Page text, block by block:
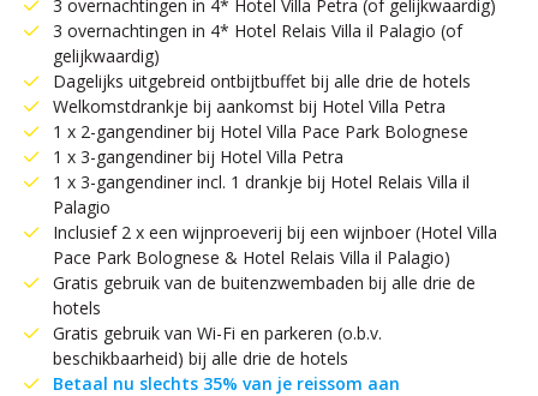
3 overnachtingen in 4* Hotel Villa Petra (of gelijkwaardig)
3 overnachtingen in 4* Hotel Relais Villa il Palagio (of
gelijkwaardig)
Dagelijks uitgebreid ontbijtbuffet bij alle drie de hotels
Welkomstdrankje bij aankomst bij Hotel Villa Petra
1 x 2-gangendiner bij Hotel Villa Pace Park Bolognese
1 x 3-gangendiner bij Hotel Villa Petra
1 x 3-gangendiner incl. 1 drankje bij Hotel Relais Villa il
Palagio
Inclusief 2 x een wijnproeverij bij een wijnboer (Hotel Villa
Pace Park Bolognese & Hotel Relais Villa il Palagio)
Gratis gebruik van de buitenzwembaden bij alle drie de
hotels
Gratis gebruik van Wi-Fi en parkeren (o.b.v.
beschikbaarheid) bij alle drie de hotels
Betaal nu slechts 35% van je reissom aan